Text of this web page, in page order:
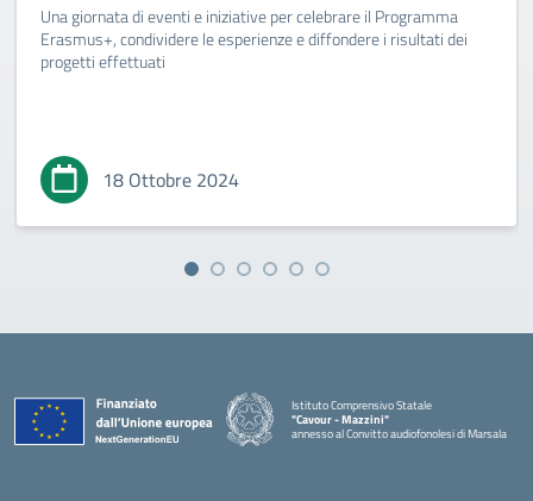
Una giornata di eventi e iniziative per celebrare il Programma
Erasmus+, condividere le esperienze e diffondere i risultati dei
progetti effettuati
18 Ottobre 2024
Istituto Comprensivo Statale
"Cavour - Mazzini"
annesso al Convitto audiofonolesi di Marsala